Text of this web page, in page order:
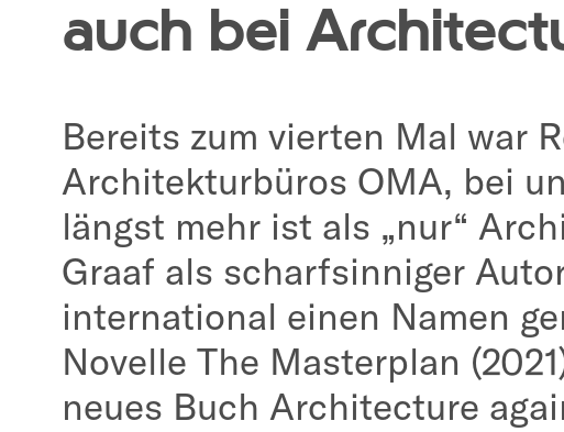
auch bei
Bereits zum vierten Mal war
Architekturbüros OMA, bei
längst mehr ist als „nur“
Graaf als scharfsinniger
international einen Namen
Novelle The Masterplan
neues Buch Architecture